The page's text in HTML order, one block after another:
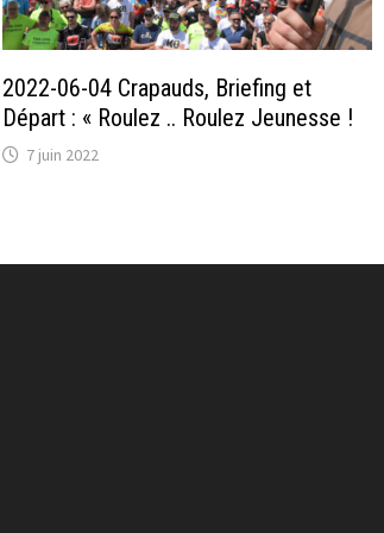
2022-06-04 Crapauds, Briefing et
Départ : « Roulez .. Roulez Jeunesse !
7 juin 2022